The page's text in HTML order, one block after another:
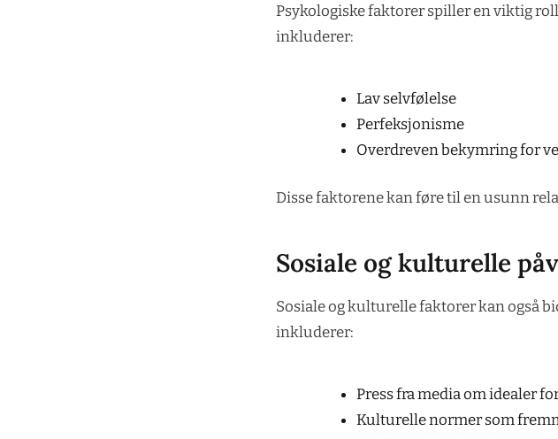
Psykologiske faktorer spiller en viktig
inkluderer:
Lav selvfølelse
Perfeksjonisme
Overdreven bekymring for
Disse faktorene kan føre til en usunn
Sosiale og kulturelle
Sosiale og kulturelle faktorer kan også
inkluderer:
Press fra media om idealer
Kulturelle normer som